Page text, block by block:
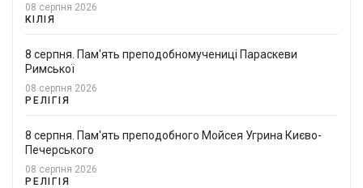
08 серпня 2026
КІЛІЯ
8 серпня. Пам'ять преподобномучениці Параскеви
Римської
08 серпня 2026
РЕЛІГІЯ
8 серпня. Пам'ять преподобного Мойсея Угрина Києво-
Печерського
08 серпня 2026
РЕЛІГІЯ